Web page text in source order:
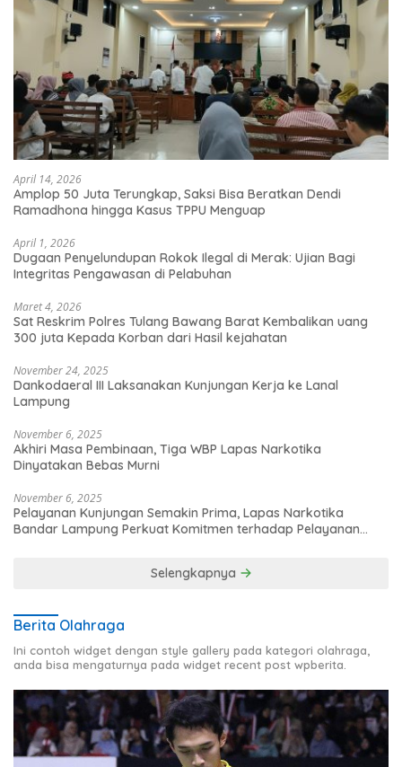
April 14, 2026
Amplop 50 Juta Terungkap, Saksi Bisa Beratkan Dendi
Ramadhona hingga Kasus TPPU Menguap
April 1, 2026
Dugaan Penyelundupan Rokok Ilegal di Merak: Ujian Bagi
Integritas Pengawasan di Pelabuhan
Maret 4, 2026
Sat Reskrim Polres Tulang Bawang Barat Kembalikan uang
300 juta Kepada Korban dari Hasil kejahatan
November 24, 2025
Dankodaeral III Laksanakan Kunjungan Kerja ke Lanal
Lampung
November 6, 2025
Akhiri Masa Pembinaan, Tiga WBP Lapas Narkotika
Dinyatakan Bebas Murni
November 6, 2025
Pelayanan Kunjungan Semakin Prima, Lapas Narkotika
Bandar Lampung Perkuat Komitmen terhadap Pelayanan
Selengkapnya
Berita Olahraga
Ini contoh widget dengan style gallery pada kategori olahraga,
anda bisa mengaturnya pada widget recent post wpberita.